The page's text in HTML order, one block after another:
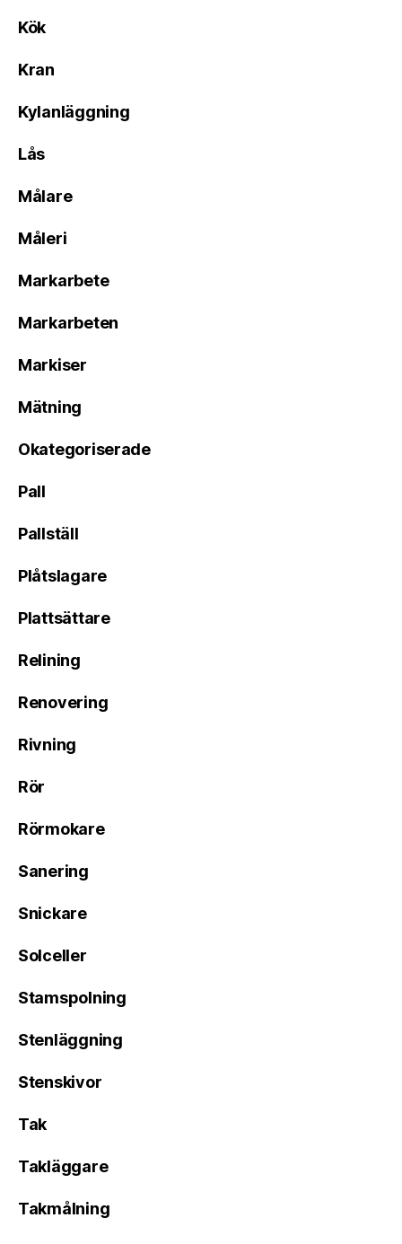
Kök
Kran
Kylanläggning
Lås
Målare
Måleri
Markarbete
Markarbeten
Markiser
Mätning
Okategoriserade
Pall
Pallställ
Plåtslagare
Plattsättare
Relining
Renovering
Rivning
Rör
Rörmokare
Sanering
Snickare
Solceller
Stamspolning
Stenläggning
Stenskivor
Tak
Takläggare
Takmålning